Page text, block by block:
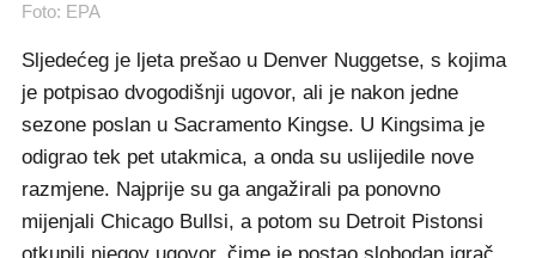
Foto: EPA
Sljedećeg je ljeta prešao u Denver Nuggetse, s kojima
je potpisao dvogodišnji ugovor, ali je nakon jedne
sezone poslan u Sacramento Kingse. U Kingsima je
odigrao tek pet utakmica, a onda su uslijedile nove
razmjene. Najprije su ga angažirali pa ponovno
mijenjali Chicago Bullsi, a potom su Detroit Pistonsi